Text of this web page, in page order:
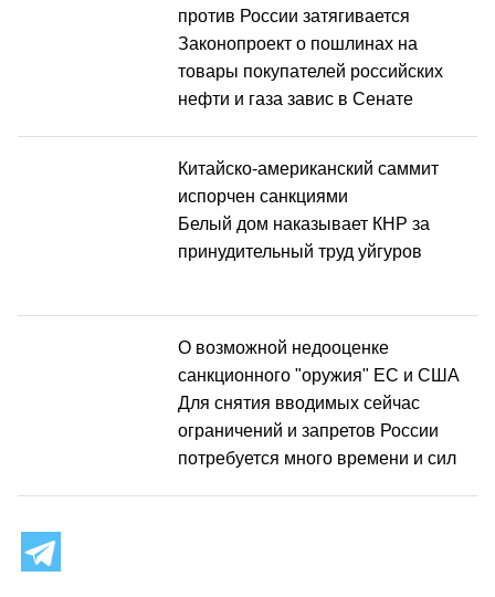
против России затягивается
Законопроект о пошлинах на
товары покупателей российских
нефти и газа завис в Сенате
Китайско-американский саммит
испорчен санкциями
Белый дом наказывает КНР за
принудительный труд уйгуров
О возможной недооценке
санкционного "оружия" ЕС и США
Для снятия вводимых сейчас
ограничений и запретов России
потребуется много времени и сил